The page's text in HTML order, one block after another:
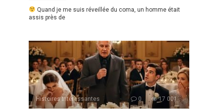
Quand je me suis réveillée du coma, un homme était
assis près de
Histoires Intéressantes 0 17 001